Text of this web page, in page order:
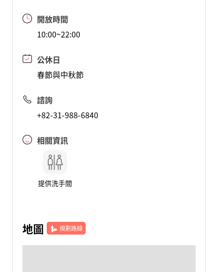
開放時間
10:00~22:00
公休日
春節與中秋節
諮詢
+82-31-988-6840
相關資訊
提供洗手間
地圖 規劃路線